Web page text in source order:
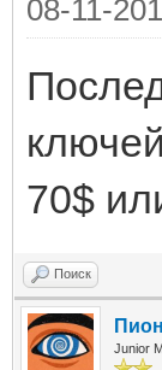
08-11-
70$
Поиск
Junior